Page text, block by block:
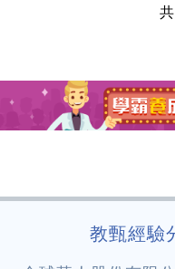
共
教甄經驗